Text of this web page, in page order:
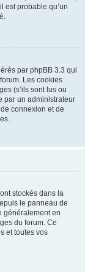
est probable qu’un
par phpBB 3.3 qui
Les cookies
(s’ils sont lus ou
par un administrateur
connexion et de
stockés dans la
le panneau de
généralement en
du forum. Ce
et toutes vos